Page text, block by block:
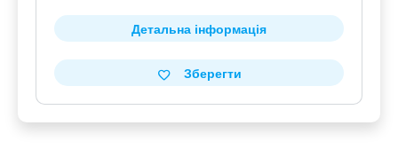
Детальна інформація
Зберегти